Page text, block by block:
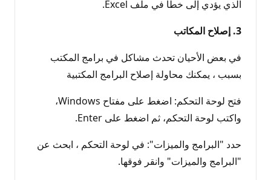
الذي يؤدي إلى خطأ في ملف Excel.
3. إصلاح المكاتب
في بعض الأحيان تحدث مشاكل في برامج المكتب
بسبب ، يمكنك محاولة إصلاح البرامج المكتبية
فتح لوحة التحكم: اضغط على مفتاح Windows،
واكتب لوحة التحكم، ثم اضغط على Enter.
حدد "البرامج والميزات": في لوحة التحكم ، ابحث عن
"البرامج والميزات" وانقر فوقها.